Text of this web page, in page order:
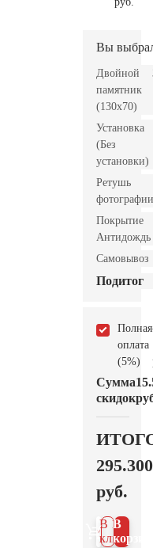
Вы
Двойной
памятник
(130х70)
Установка
(Без
установки)
Ретушь
фотографии
Покрытие
Антидождь
Самовывоз
Подитог
Полная
оплата
(5%)
Сумма
скидок
295.300
руб.
В
В 1
клик